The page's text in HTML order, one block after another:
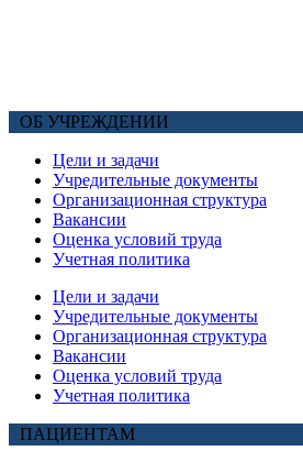
ОБ УЧРЕЖДЕНИИ
Цели и задачи
Учредительные документы
Организационная структура
Вакансии
Оценка условий труда
Учетная политика
Цели и задачи
Учредительные документы
Организационная структура
Вакансии
Оценка условий труда
Учетная политика
ПАЦИЕНТАМ